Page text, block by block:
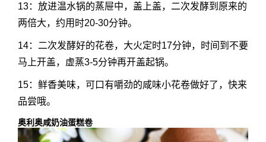
13：放进温水锅的蒸屉中，盖上盖，二次发酵到原来的
两倍大，约用时20-30分钟。
14：二次发酵好的花卷，大火定时17分钟，时间到不要
马上开盖，虚蒸3-5分钟再开盖起锅。
15：鲜香美味，可口有嚼劲的咸味小花卷做好了，快来
品尝哦。
奥利奥咸奶油蛋糕卷